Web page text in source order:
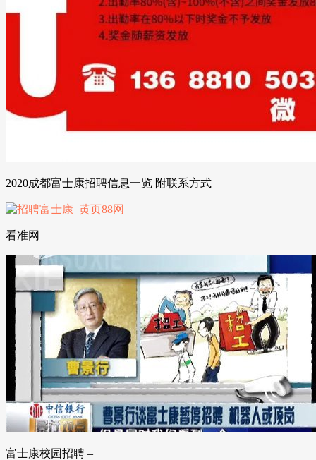
2020成都富士康招聘信息一览 附联系方式
看准网
富士康校园招聘 –